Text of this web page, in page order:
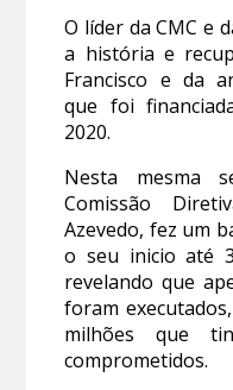
O líder da CMC e
a história e
Francisco e da
que foi
2020.
Nesta mesma
Comissão
Azevedo, fez um
o seu inicio até
revelando que
foram
milhões que
comprometidos.